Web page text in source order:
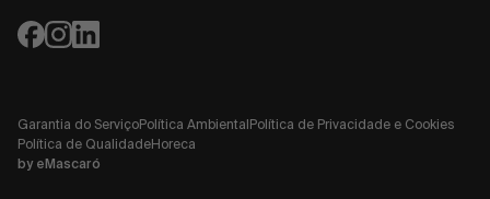
Garantia do ServiçoPolítica Ambiental Política de Privacidade e Cookies
Política de QualidadeHoreca
by eMascaró